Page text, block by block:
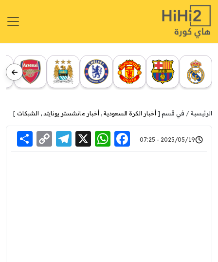
الرئيسية في قسم [ أخبار الكرة السعودية , أخبار مانشستر يونايتد , الشبكات ]
2025/05/19 - 07:25
Facebook
WhatsApp
X
Link